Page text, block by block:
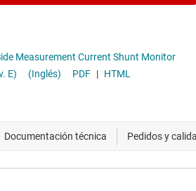
Measurement Current Shunt Monitor
E)
(Inglés) PDF | HTML